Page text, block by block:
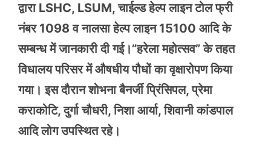
द्वारा LSHC, LSUM, चाईल्ड हेल्प लाइन टोल फ्री
नंबर 1098 व नालसा हेल्प लाइन 15100 आदि के
सम्बन्ध में जानकारी दी गई।”हरेला महोत्सव” के तहत
विधालय परिसर में औषधीय पौधों का वृक्षारोपण किया
गया। इस दौरान शोभना बैनर्जी प्रिंसिपल, प्रेमा
कराकोटि, दुर्गा चौधरी, निशा आर्या, शिवानी कांडपाल
आदि लोग उपस्थित रहे।